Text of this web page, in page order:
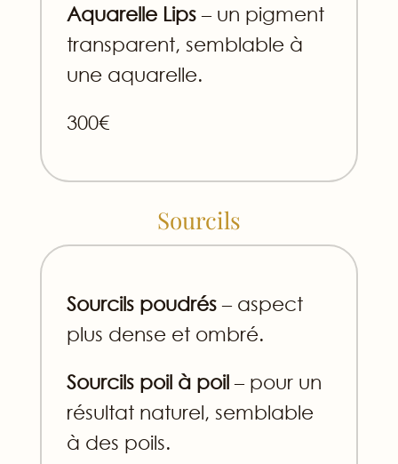
Aquarelle Lips– un pigment
transparent, semblable à
une aquarelle.
300€
Sourcils
Sourcils poudrés– aspect
plus dense et ombré.
Sourcils poil à poil– pour un
résultat naturel, semblable
à des poils.